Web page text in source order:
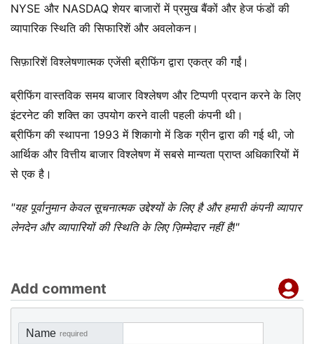
NYSE और NASDAQ शेयर बाजारों में प्रमुख बैंकों और हेज फंडों की
व्यापारिक स्थिति की सिफारिशें और अवलोकन।
सिफ़ारिशें विश्लेषणात्मक एजेंसी ब्रीफिंग द्वारा एकत्र की गईं।
ब्रीफिंग वास्तविक समय बाजार विश्लेषण और टिप्पणी प्रदान करने के लिए
इंटरनेट की शक्ति का उपयोग करने वाली पहली कंपनी थी।
ब्रीफिंग की स्थापना 1993 में शिकागो में डिक ग्रीन द्वारा की गई थी, जो
आर्थिक और वित्तीय बाजार विश्लेषण में सबसे मान्यता प्राप्त अधिकारियों में
से एक है।
"यह पूर्वानुमान केवल सूचनात्मक उद्देश्यों के लिए है और हमारी कंपनी व्यापार
लेनदेन और व्यापारियों की स्थिति के लिए ज़िम्मेदार नहीं है!"
Add comment
Name required